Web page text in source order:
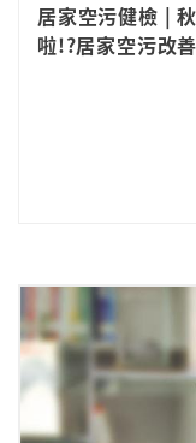
居家空污健檢 |
啦!?居家空污改